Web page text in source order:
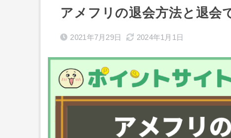
アメフリの退会方法と退会
2021年7月29日 2024年1月1日